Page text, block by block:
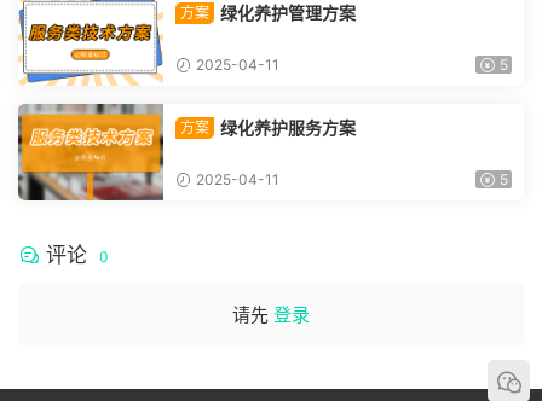
方案 绿化养护管理方案
2025-04-11 5
方案 绿化养护服务方案
2025-04-11 5
评论 0
请先 登录